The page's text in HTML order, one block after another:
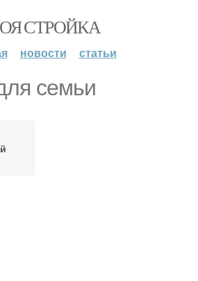
СТРОЙКА
новости статьи
семьи